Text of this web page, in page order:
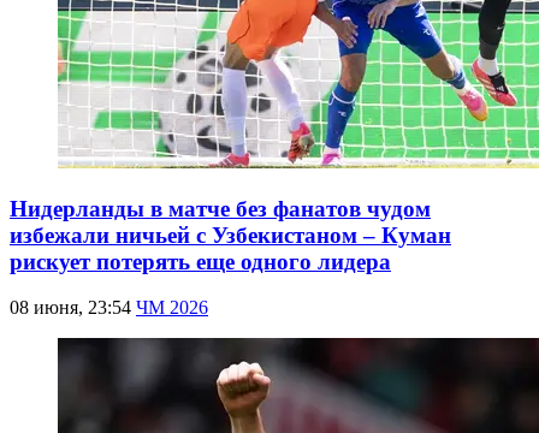
Нидерланды в матче без фанатов чудом
избежали ничьей с Узбекистаном – Куман
рискует потерять еще одного лидера
08 июня, 23:54 ЧМ 2026